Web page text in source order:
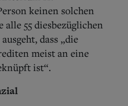
keinen solchen
55 diesbezüglichen
dass „die
meist an eine
ist“.